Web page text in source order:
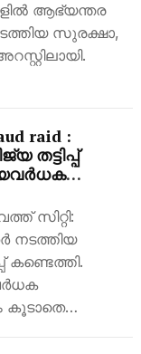
ആഭ്യന്തര
സുരക്ഷാ,
raid :
തട്ടിപ്പ്
സിറ്റി:
നടത്തിയ
കണ്ടെത്തി.
കൂടാതെ…